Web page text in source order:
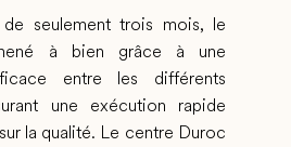
seulement trois mois, le
à bien grâce à une
entre les différents
une exécution rapide
la qualité. Le centre Duroc